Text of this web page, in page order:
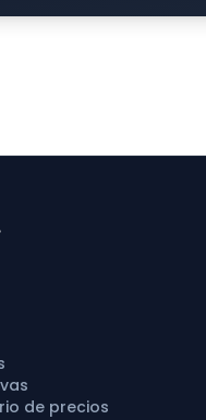
de precios